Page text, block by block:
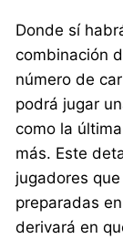
Donde sí
combinación
número de
podrá jugar
como la
más. Este
jugadores
preparadas
derivará en